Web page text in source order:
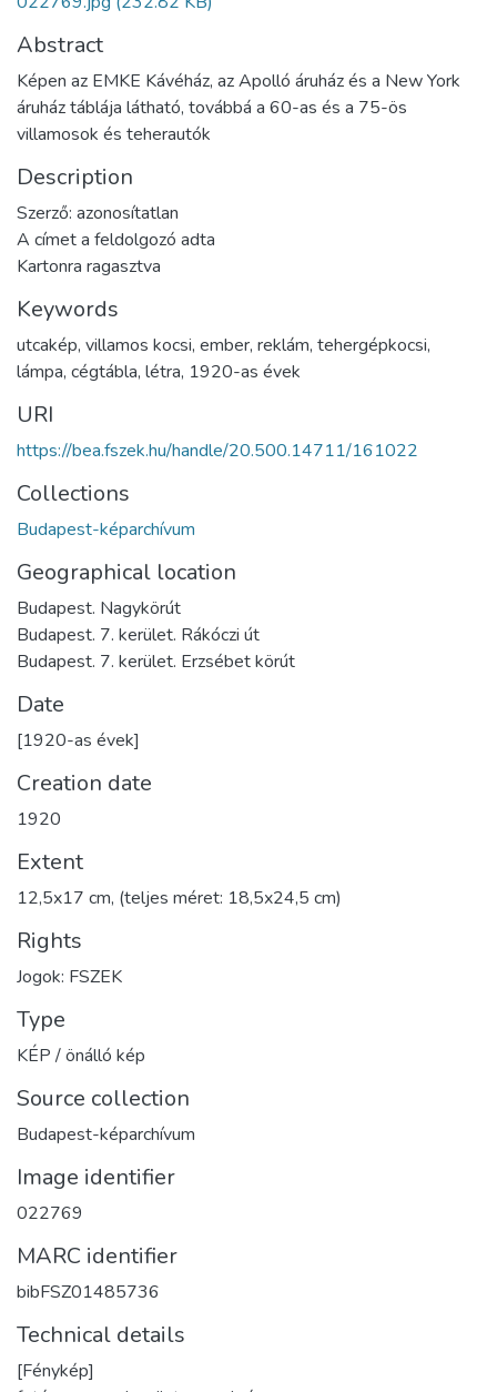
Abstract
Képen az EMKE Kávéház, az Apolló áruház és a New York
áruház táblája látható, továbbá a 60-as és a 75-ös
villamosok és teherautók
Description
Szerző: azonosítatlan
A címet a feldolgozó adta
Kartonra ragasztva
Keywords
utcakép, villamos kocsi, ember, reklám, tehergépkocsi,
lámpa, cégtábla, létra, 1920-as évek
URI
https://bea.fszek.hu/handle/20.500.14711/161022
Collections
Budapest-képarchívum
Geographical location
Budapest. Nagykörút
Budapest. 7. kerület. Rákóczi út
Budapest. 7. kerület. Erzsébet körút
Date
[1920-as évek]
Creation date
1920
Extent
12,5x17 cm, (teljes méret: 18,5x24,5 cm)
Rights
Jogok: FSZEK
Type
KÉP / önálló kép
Source collection
Budapest-képarchívum
Image identifier
022769
MARC identifier
bibFSZ01485736
Technical details
[Fénykép]